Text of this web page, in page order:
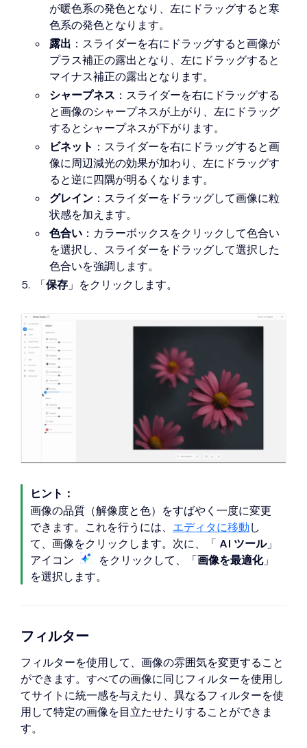
が暖色系の発色となり、左にドラッグすると寒
色系の発色となります。
露出 ：スライダーを右にドラッグすると画像が
プラス補正の露出となり、左にドラッグすると
マイナス補正の露出となります。
シャープネス ：スライダーを右にドラッグする
と画像のシャープネスが上がり、左にドラッグ
するとシャープネスが下がります。
ビネット ：スライダーを右にドラッグすると画
像に周辺減光の効果が加わり、左にドラッグす
ると逆に四隅が明るくなります。
グレイン ：スライダーをドラッグして画像に粒
状感を加えます。
色合い ：カラーボックスをクリックして色合い
を選択し、スライダーをドラッグして選択した
色合いを強調します。
「保存 」をクリックします。
ヒント：
画像の品質（解像度と色）をすばやく一度に変更
できます。これを行うには、 エディタに移動 し
て、画像をクリックします。次に、「 AI ツール」
アイコン
をクリックして、「画像を最適化」
を選択します。
フィルター
フィルターを使用して、画像の雰囲気を変更すること
ができます。すべての画像に同じフィルターを使用し
てサイトに統一感を与えたり、異なるフィルターを使
用して特定の画像を目立たせたりすることができま
す。